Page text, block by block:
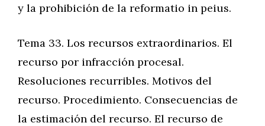
y la prohibición de la reformatio in peius.
Tema 33. Los recursos extraordinarios. El
recurso por infracción procesal.
Resoluciones recurribles. Motivos del
recurso. Procedimiento. Consecuencias de
la estimación del recurso. El recurso de